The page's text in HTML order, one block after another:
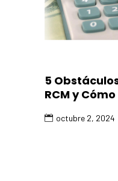
5
RCM y
octubre 2, 2024